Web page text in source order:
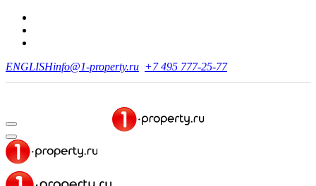
ENGLISHinfo@1-property.ru +7 495 777-25-77